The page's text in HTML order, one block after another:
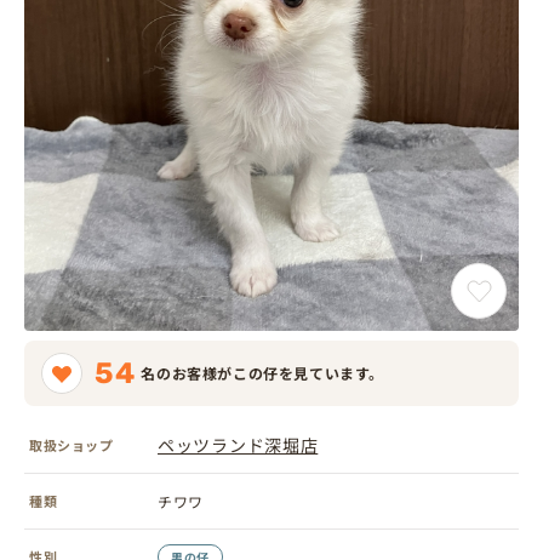
54 名のお客様がこの仔を見ています。
取扱ショップ ペッツランド深堀店
種類 チワワ